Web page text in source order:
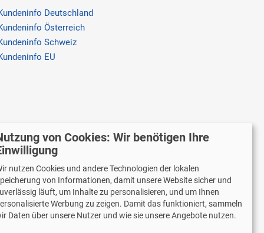
Deutschland
Österreich
Schweiz
EU
versenden mit
Lieferung auch an Packstationen und Postfilialen
Samstagszustellung
von Cookies: Wir benötigen Ihre
nutzen Cookies und andere Technologien der lokalen
von Informationen, damit unsere Website sicher und
läuft, um Inhalte zu personalisieren, und um Ihnen
Werbung zu zeigen. Damit das funktioniert, sammeln
Daten über unsere Nutzer und wie sie unsere Angebote nutzen.